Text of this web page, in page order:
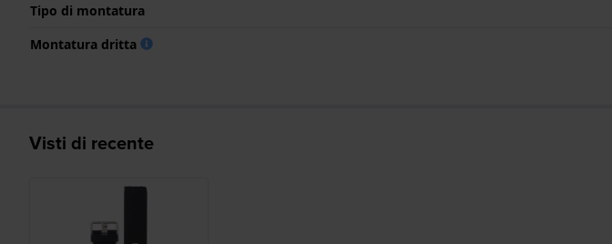
Tipo di montatura
Montatura dritta
Visti di recente